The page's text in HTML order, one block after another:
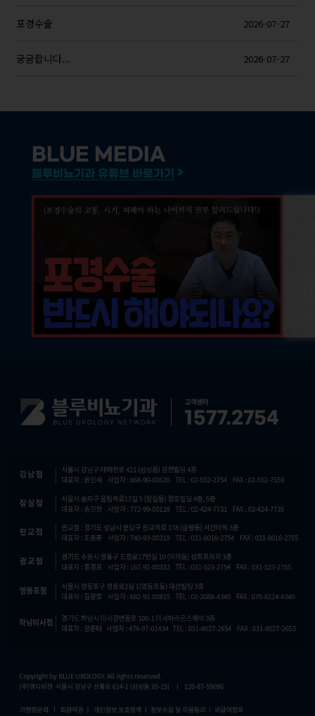
포경수술 2026-07-27
궁굼합니다... 2026-07-27
BLUE MEDIA
블루비뇨기과 유튜브 바로가기